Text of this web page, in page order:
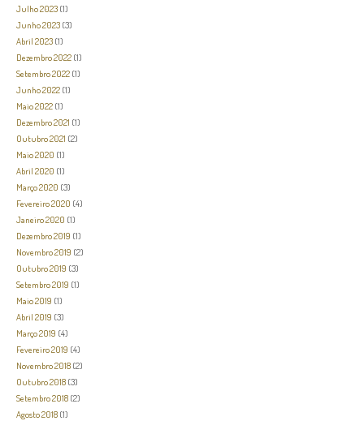
Julho 2023 (1)
Junho 2023 (3)
Abril 2023 (1)
Dezembro 2022 (1)
Setembro 2022 (1)
Junho 2022 (1)
Maio 2022 (1)
Dezembro 2021 (1)
Outubro 2021 (2)
Maio 2020 (1)
Abril 2020 (1)
Março 2020 (3)
Fevereiro 2020 (4)
Janeiro 2020 (1)
Dezembro 2019 (1)
Novembro 2019 (2)
Outubro 2019 (3)
Setembro 2019 (1)
Maio 2019 (1)
Abril 2019 (3)
Março 2019 (4)
Fevereiro 2019 (4)
Novembro 2018 (2)
Outubro 2018 (3)
Setembro 2018 (2)
Agosto 2018 (1)